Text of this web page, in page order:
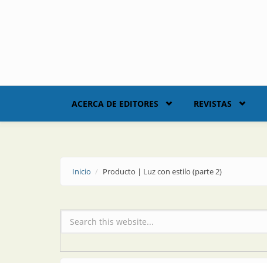
ACERCA DE EDITORES REVISTAS
Inicio Producto | Luz con estilo (parte 2)
Formulario de búsqueda